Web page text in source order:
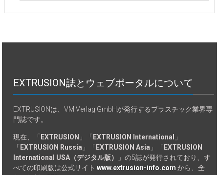
EXTRUSION誌とウェブポータルについて
EXTRUSIONは、VM Verlag GmbHが発行するプラスチック業界専
門誌です。
現在、「 EXTRUSION 」「 EXTRUSION International
」
「 EXTRUSION Russia 」「 EXTRUSION Asia 」「 EXTRUSION
International USA（デジタル版）
」の5誌が発行されており、す
べての印刷版は公式サイトwww.extrusion-info.com から、全